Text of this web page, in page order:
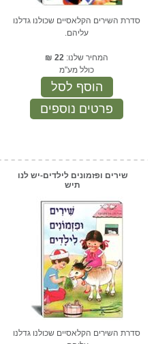
סדרת השירים הקלאסיים שכולנו גדלנו
עליהם.
המחיר שלנו: 22
₪
כולל מע"מ
הוסף לסל
פרטים נוספים
שירים ופזמונים לילדים-יש לנו
תיש
סדרת השירים הקלאסיים שכולנו גדלנו